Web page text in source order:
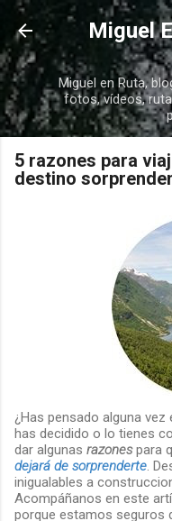
Ir al
Miguel
Miguel en Ruta,
fotos, vídeos,
5 razones para
destino
¿Has pensado alguna vez
has decidido o lo tienes
dar algunas razonespara
dejará de sorprenderte .
inigualables a
Acompáñanos en este
porque estamos seguros